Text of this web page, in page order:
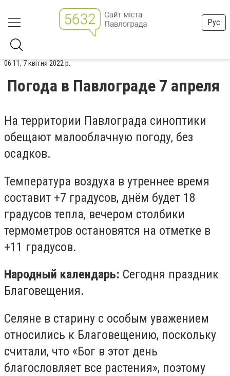
Рус
06:11, 7 квітня 2022 р.
Погода в Павлограде 7 апреля
На территории Павлограда синоптики
обещают малооблачную погоду, без
осадков.
Температура воздуха в утреннее время
составит +7 градусов, днём будет 18
градусов тепла, вечером столбики
термометров остановятся на отметке в
+11 градусов.
Народный календарь: Сегодня праздник
Благовещения.
Селяне в старину с особым уважением
относились к Благовещению, поскольку
считали, что «Бог в этот день
благословляет все растения», поэтому